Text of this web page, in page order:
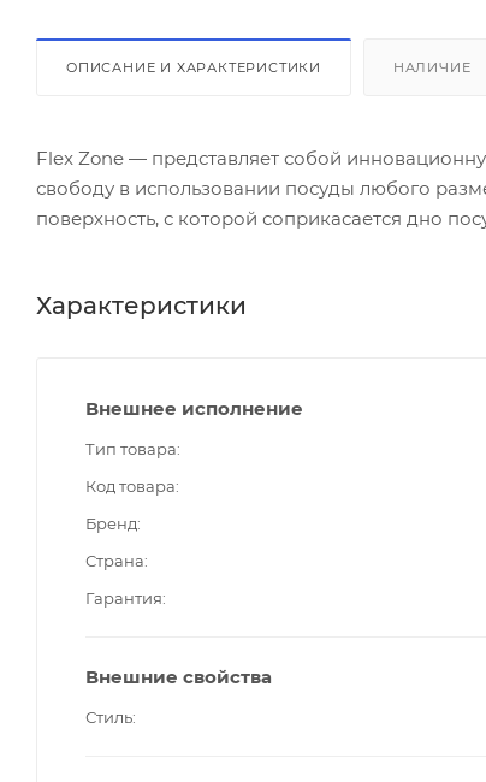
ОПИСАНИЕ И ХАРАКТЕРИСТИКИ НАЛИЧИЕ
Flex Zone — представляет собой
свободу в использовании посуды любого
поверхность, с которой соприкасается дно
Характеристики
Внешнее исполнение
Тип товара
Код товара
Бренд
Страна
Гарантия
Внешние свойства
Стиль